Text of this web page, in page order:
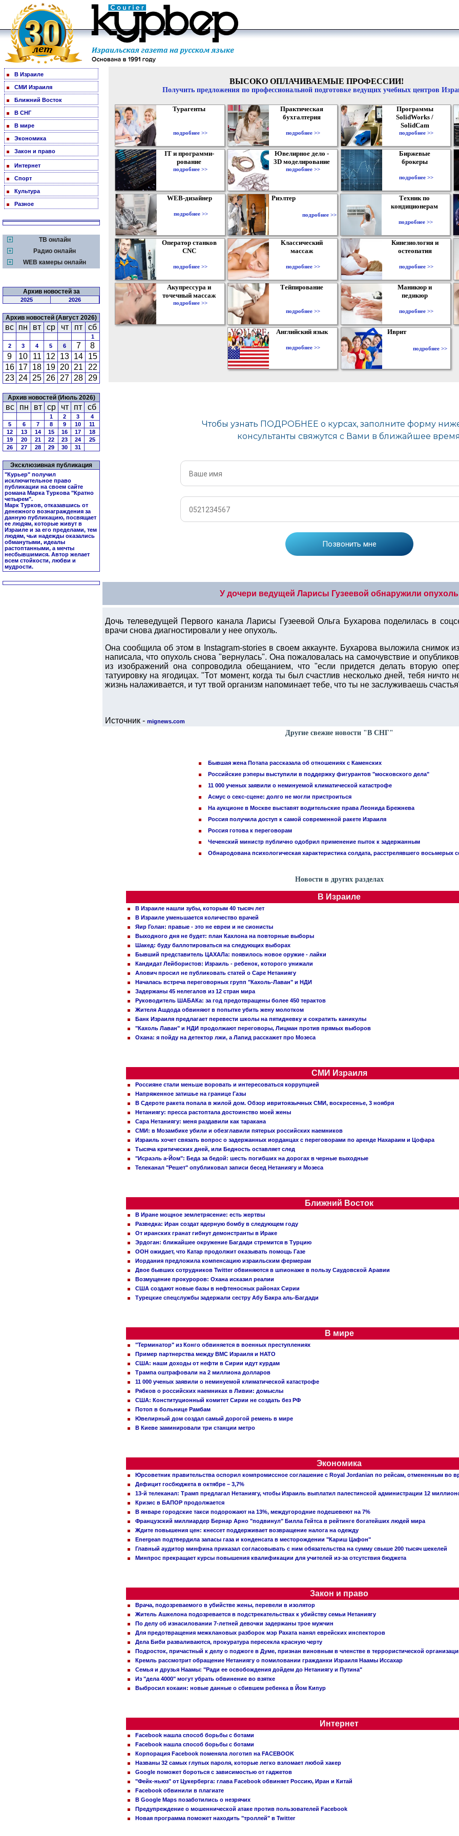
В Израиле
СМИ Израиля
Ближний Восток
В СНГ
В мире
Экономика
Закон и право
Интернет
Спорт
Культура
Разное
ТВ онлайн
Радио онлайн
WEB камеры онлайн
Архив новостей за
2025 2026
Архив новостей (Август 2026)
вс пн вт ср чт пт сб
1
2
3 4 5 6 7
8
9
10 11 12 13 14
15
16 17 18 19 20 21
22
23 24 25 26 27 28 29
Архив новостей (Июль 2026)
вс пн вт ср чт пт сб
1 2 3
4
5
6 7 8 9 10
11
12
13 14 15 16 17
18
19
20 21 22 23 24
25
26
27 28 29 30 31
Эксклюзивная публикация
"Курьер" получил
исключительное право
публикации на своем сайте
романа Марка Туркова "Кратно
четырем".
Марк Турков, отказавшись от
денежного вознаграждения за
данную публикацию, посвящает
ее людям, которые живут в
Израиле и за его пределами, тем
людям, чьи надежды оказались
обманутыми, идеалы
растоптанными, а мечты
несбывшимися. Автор желает
всем стойкости, любви и
мудрости.
ВЫСОКО ОПЛАЧИВАЕМЫЕ ПРОФЕССИИ!
Получить предложения по профессиональной подготовке ведущих учебных центров
Турагенты
подробнее >>
Практическая
бухгалтерия
подробнее >>
Программы
SolidWorks /
SolidCam
подробнее >>
IT и программи-
рование
подробнее >>
Ювелирное дело -
3D моделирование
подробнее >>
Биржевые
брокеры
подробнее >>
WEB-дизайнер
подробнее >>
Риэлтер
подробнее >>
Техник по
кондиционерам
подробнее >>
Оператор станков
CNC
подробнее >>
Классический
массаж
подробнее >>
Кинезиология и
остеопатия
подробнее >>
Акупрессура и
точечный массаж
подробнее >>
Тейпирование
подробнее >>
Маникюр и
педикюр
подробнее >>
Английский язык
подробнее >>
Иврит
подробнее >>
У дочери ведущей Ларисы Гузеевой обнаружили опухоль
Дочь телеведущей Первого канала Ларисы Гузеевой Ольга Бухарова поделилась в
врачи снова диагностировали у нее опухоль.
Она сообщила об этом в Instagram-stories в своем аккаунте. Бухарова выложила снимок
написала, что опухоль снова "вернулась". Она пожаловалась на самочувствие и
из изображений она сопроводила обещанием, что "если придется делать вторую
татуировку на ягодицах. "Тот момент, когда ты был счастлив несколько дней, тебя ничто
жизнь налаживается, и тут твой организм напоминает тебе, что ты не заслуживаешь
Источник - mignews.com
Другие свежие новости "В СНГ"
Бывшая жена Потапа рассказала об отношениях с Каменских
Российские рэперы выступили в поддержку фигурантов "московского дела"
11 000 ученых заявили о неминуемой климатической катастрофе
Асмус о секс-сцене: долго не могли пристроиться
На аукционе в Москве выставят водительские права Леонида Брежнева
Россия получила доступ к самой современной ракете Израиля
Россия готова к переговорам
Чеченский министр публично одобрил применение пыток к задержанным
Обнародована психологическая характеристика солдата, расстрелявшего восьмерых
Новости в других разделах
В Израиле
В Израиле нашли зубы, которым 40 тысяч лет
В Израиле уменьшается количество врачей
Яир Голан: правые - это не евреи и не сионисты
Выходного дня не будет: план Кахлона на повторные выборы
Шакед: буду баллотироваться на следующих выборах
Бывший представитель ЦАХАЛа: появилось новое оружие - лайки
Кандидат Лейбористов: Израиль - ребенок, которого унижали
Алович просил не публиковать статей о Саре Нетаниягу
Началась встреча переговорных групп "Кахоль-Лаван" и НДИ
Задержаны 45 нелегалов из 12 стран мира
Руководитель ШАБАКа: за год предотвращены более 450 терактов
Жителя Ашдода обвиняют в попытке убить жену молотком
Банк Израиля предлагает перевести школы на пятидневку и сократить каникулы
"Кахоль Лаван" и НДИ продолжают переговоры, Лицман против прямых выборов
Охана: я пойду на детектор лжи, а Лапид расскажет про Мозеса
СМИ Израиля
Россияне стали меньше воровать и интересоваться коррупцией
Напряженное затишье на границе Газы
В Сдероте ракета попала в жилой дом. Обзор ивритоязычных СМИ, воскресенье, 3 ноября
Нетаниягу: пресса растоптала достоинство моей жены
Сара Нетаниягу: меня раздавили как таракана
СМИ: в Мозамбике убили и обезглавили пятерых российских наемников
Израиль хочет связать вопрос о задержанных иорданцах с переговорами по аренде Нахараим и Цофара
Тысяча критических дней, или Бедность оставляет след
"Исраэль а-Йом": Беда за бедой: шесть погибших на дорогах в черные выходные
Телеканал "Решет" опубликовал записи бесед Нетаниягу и Мозеса
Ближний Восток
В Иране мощное землетрясение: есть жертвы
Разведка: Иран создат ядерную бомбу в следующем году
От иранских гранат гибнут демонстранты в Ираке
Эрдоган: ближайшее окружение Багдади стремится в Турцию
ООН ожидает, что Катар продолжит оказывать помощь Газе
Иордания предложила компенсацию израильским фермерам
Двое бывших сотрудников Twitter обвиняются в шпионаже в пользу Саудовской Аравии
Возмущение прокуроров: Охана исказил реалии
США создают новые базы в нефтеносных районах Сирии
Турецкие спецслужбы задержали сестру Абу Бакра аль-Багдади
В мире
"Терминатор" из Конго обвиняется в военных преступлениях
Пример партнерства между ВМС Израиля и НАТО
США: наши доходы от нефти в Сирии идут курдам
Трампа оштрафовали на 2 миллиона долларов
11 000 ученых заявили о неминуемой климатической катастрофе
Рябков о российских наемниках в Ливии: домыслы
США: Конституционный комитет Сирии не создать без РФ
Потоп в больнице Рамбам
Ювелирный дом создал самый дорогой ремень в мире
В Киеве заминировали три станции метро
Экономика
Юрсоветник правительства оспорил компромиссное соглашение с Royal Jordanian по рейсам, отмененным во
Дефицит госбюджета в октябре – 3,7%
13-й телеканал: Трамп предлагал Нетаниягу, чтобы Израиль выплатил палестинской администрации 12
Кризис в БАПОР продолжается
В январе городские такси подорожают на 13%, междугородние подешевеют на 7%
Французский миллиардер Бернар Арно "подвинул" Билла Гейтса в рейтинге богатейших людей мира
Ждите повышения цен: кнессет поддерживает возвращение налога на одежду
Energean подтвердила запасы газа и конденсата в месторождении "Кариш Цафон"
Главный аудитор минфина приказал согласовывать с ним обязательства на сумму свыше 200 тысяч шекелей
Минпрос прекращает курсы повышения квалификации для учителей из-за отсутствия бюджета
Закон и право
Врача, подозреваемого в убийстве жены, перевели в изолятор
Житель Ашкелона подозревается в подстрекательствах к убийству семьи Нетаниягу
По делу об изнасиловании 7-летней девочки задержаны трое мужчин
Для предотвращения межклановых разборок мэр Рахата нанял еврейских инспекторов
Дела Биби разваливаются, прокуратура пересекла красную черту
Подросток, причастный к делу о поджоге в Думе, признан виновным в членстве в террористической
Кремль рассмотрит обращение Нетаниягу о помиловании гражданки Израиля Наамы Иссахар
Семья и друзья Наамы: "Ради ее освобождения дойдем до Нетаниягу и Путина"
Из "дела 4000" могут убрать обвинение во взятке
Выбросил кокаин: новые данные о сбившем ребенка в Йом Кипур
Интернет
Facebook нашла способ борьбы с ботами
Facebook нашла способ борьбы с ботами
Корпорация Facebook поменяла логотип на FACEBOOK
Названы 32 самых глупых пароля, которые легко взломает любой хакер
Google поможет бороться с зависимостью от гаджетов
"Фейк-ньюз" от Цукерберга: глава Facebook обвиняет Россию, Иран и Китай
Facebook обвинили в плагиате
В Google Maps позаботились о незрячих
Предупреждение о мошеннической атаке против пользователей Facebook
Новая программа поможет находить "троллей" в Twitter